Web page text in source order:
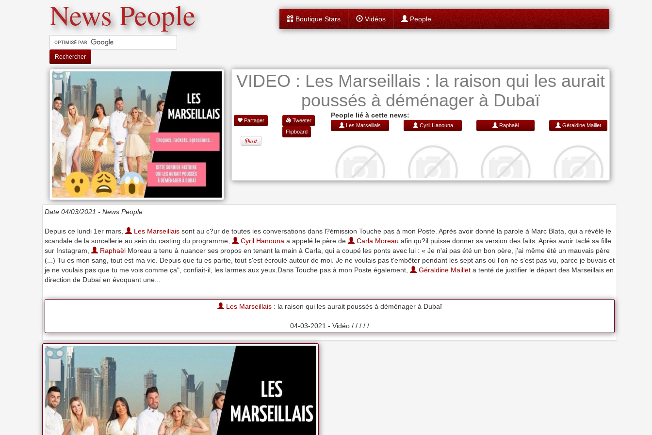
News People
Rechercher
Boutique Stars Vidéos People
VIDEO : Les Marseillais : la raison qui les aurait
poussés à déménager à Dubaï
Partager
Tweeter
Flipboard
People lié à cette news:
Les Marseillais Cyril Hanouna Raphaël Géraldine Maillet
Date 04/03/2021 - News People
Depuis ce lundi 1er mars, Les Marseillais sont au c?ur de toutes les conversations dans l?émission Touche pas à mon Poste. Après avoir donné la parole à Marc Blata, qui a révélé le
scandale de la sorcellerie au sein du casting du programme,
Cyril Hanouna a appelé le père de Carla Moreau afin qu?il puisse donner sa version des faits. Après avoir taclé sa fille
sur Instagram,
Raphaël Moreau a tenu à nuancer ses propos en tenant la main à Carla, qui a coupé les ponts avec lui : « Je n'ai pas été un bon père, j'ai même été un mauvais père
(...) Tu es mon sang, tout est ma vie. Depuis que tu es partie, tout s'est écroulé autour de moi. Je ne voulais pas t'embêter pendant les sept ans où l'on ne s'est pas vu, parce je buvais et
je ne voulais pas que tu me vois comme ça", confiait-il, les larmes aux yeux.Dans Touche pas à mon Poste également,
Géraldine Maillet a tenté de justifier le départ des Marseillais en
direction de Dubaï en évoquant une...
Les Marseillais : la raison qui les aurait poussés à déménager à Dubaï
04-03-2021 - Vidéo / / / / /